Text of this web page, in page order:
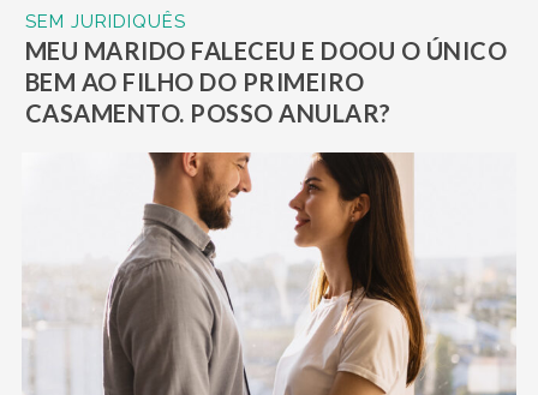
SEM JURIDIQUÊS
MEU MARIDO FALECEU E DOOU O ÚNICO
BEM AO FILHO DO PRIMEIRO
CASAMENTO. POSSO ANULAR?